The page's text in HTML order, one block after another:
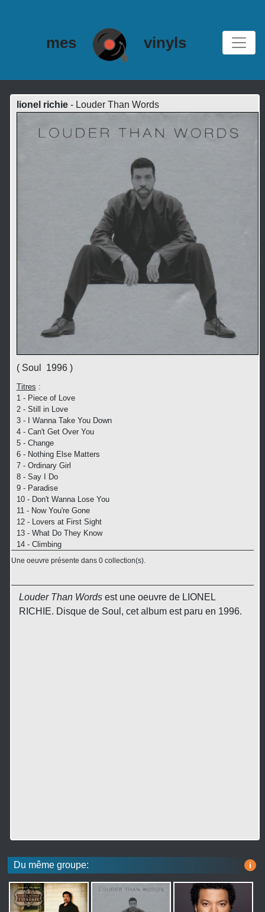
mes vinyls
lionel richie- Louder Than Words
( Soul 1996 )
Titres :
1 - Piece of Love
2 - Still in Love
3 - I Wanna Take You Down
4 - Can't Get Over You
5 - Change
6 - Nothing Else Matters
7 - Ordinary Girl
8 - Say I Do
9 - Paradise
10 - Don't Wanna Lose You
11 - Now You're Gone
12 - Lovers at First Sight
13 - What Do They Know
14 - Climbing
Une oeuvre présente dans 0 collection(s).
Louder Than Wordsest une oeuvre de LIONEL
RICHIE. Disque de Soul, cet album est paru en 1996.
Du même groupe: i